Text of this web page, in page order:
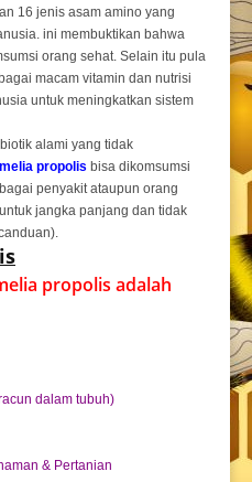
16 jenis asam amino yang
ini membuktikan bahwa
orang sehat. Selain itu pula
macam vitamin dan nutrisi
untuk meningkatkan sistem
alami yang tidak
melia propolis bisa dikomsumsi
penyakit ataupun orang
jangka panjang dan tidak
propolis adalah
dalam tubuh)
& Pertanian